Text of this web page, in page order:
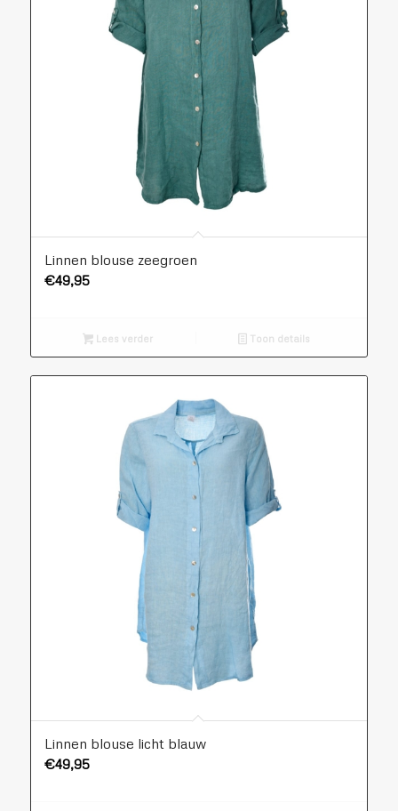
Linnen blouse zeegroen
€49,95
Lees verder Toon details
Linnen blouse licht blauw
€49,95